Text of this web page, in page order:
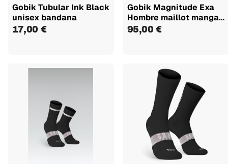
Gobik Tubular Ink Black
unisex bandana
17,00 €
Gobik Magnitude Exa
Hombre maillot manga
corta
95,00 €